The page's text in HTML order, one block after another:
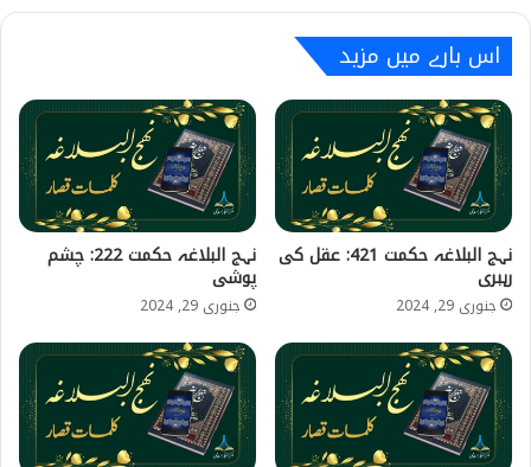
اس بارے میں مزید
نہج البلاغہ حکمت 421: عقل کی
رہبری
جنوری 29, 2024
نہج البلاغہ حکمت 222: چشم
پوشی
جنوری 29, 2024